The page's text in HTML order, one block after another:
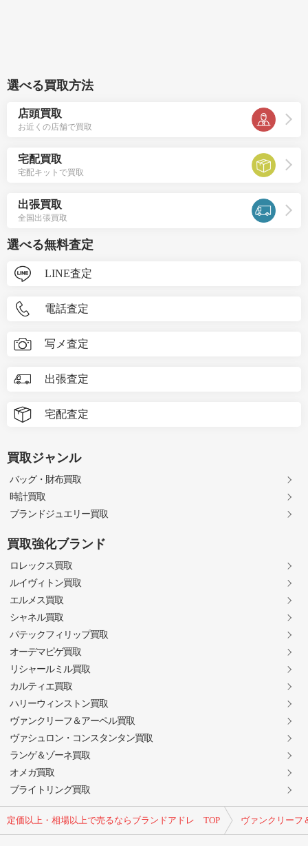
定価以上・相場以上で売るならブランドアドレ TOP ヴァンクリーフ
選べる買取方法
店頭買取
お近くの店舗で買取
宅配買取
宅配キットで買取
出張買取
全国出張買取
選べる無料査定
LINE査定
電話査定
写メ査定
出張査定
宅配査定
買取ジャンル
バッグ・財布買取
時計買取
ブランドジュエリー買取
買取強化ブランド
ロレックス買取
ルイヴィトン買取
エルメス買取
シャネル買取
パテックフィリップ買取
オーデマピゲ買取
リシャールミル買取
カルティエ買取
ハリーウィンストン買取
ヴァンクリーフ＆アーペル買取
ヴァシュロン・コンスタンタン買取
ランゲ＆ゾーネ買取
オメガ買取
ブライトリング買取